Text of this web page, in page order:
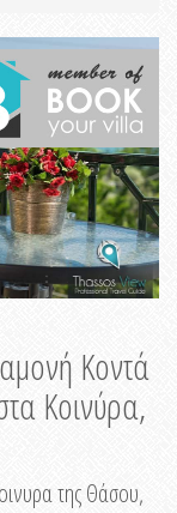
Κοντά
Κοινύρα,
της Θάσου,